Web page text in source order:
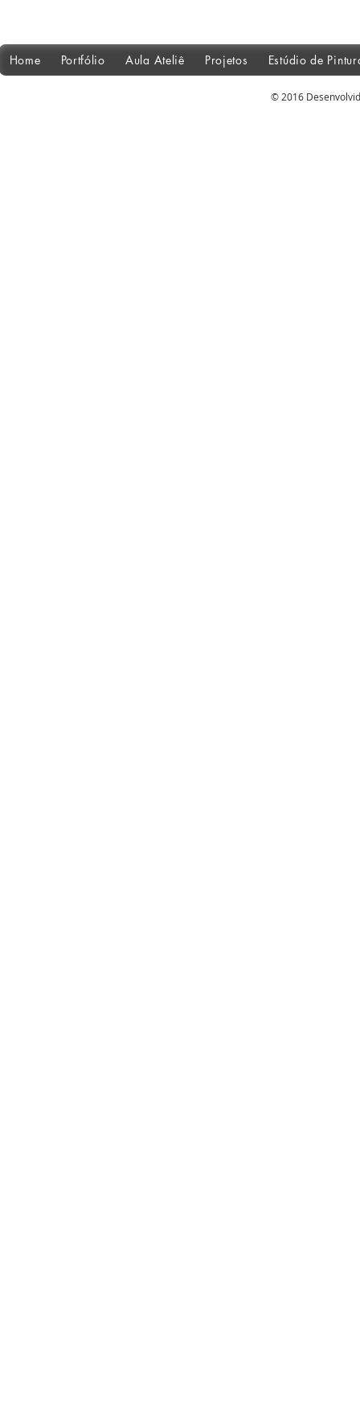
Home Portfólio Aula Ateliê Projetos Estúdio de
© 2016